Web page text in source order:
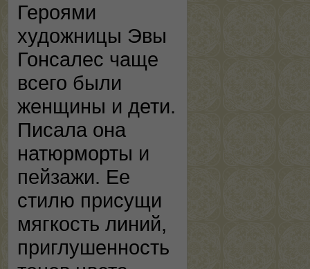
Героями
художницы Эвы
Гонсалес чаще
всего были
женщины и дети.
Писала она
натюрморты и
пейзажи. Ее
стилю присущи
мягкость линий,
приглушенность